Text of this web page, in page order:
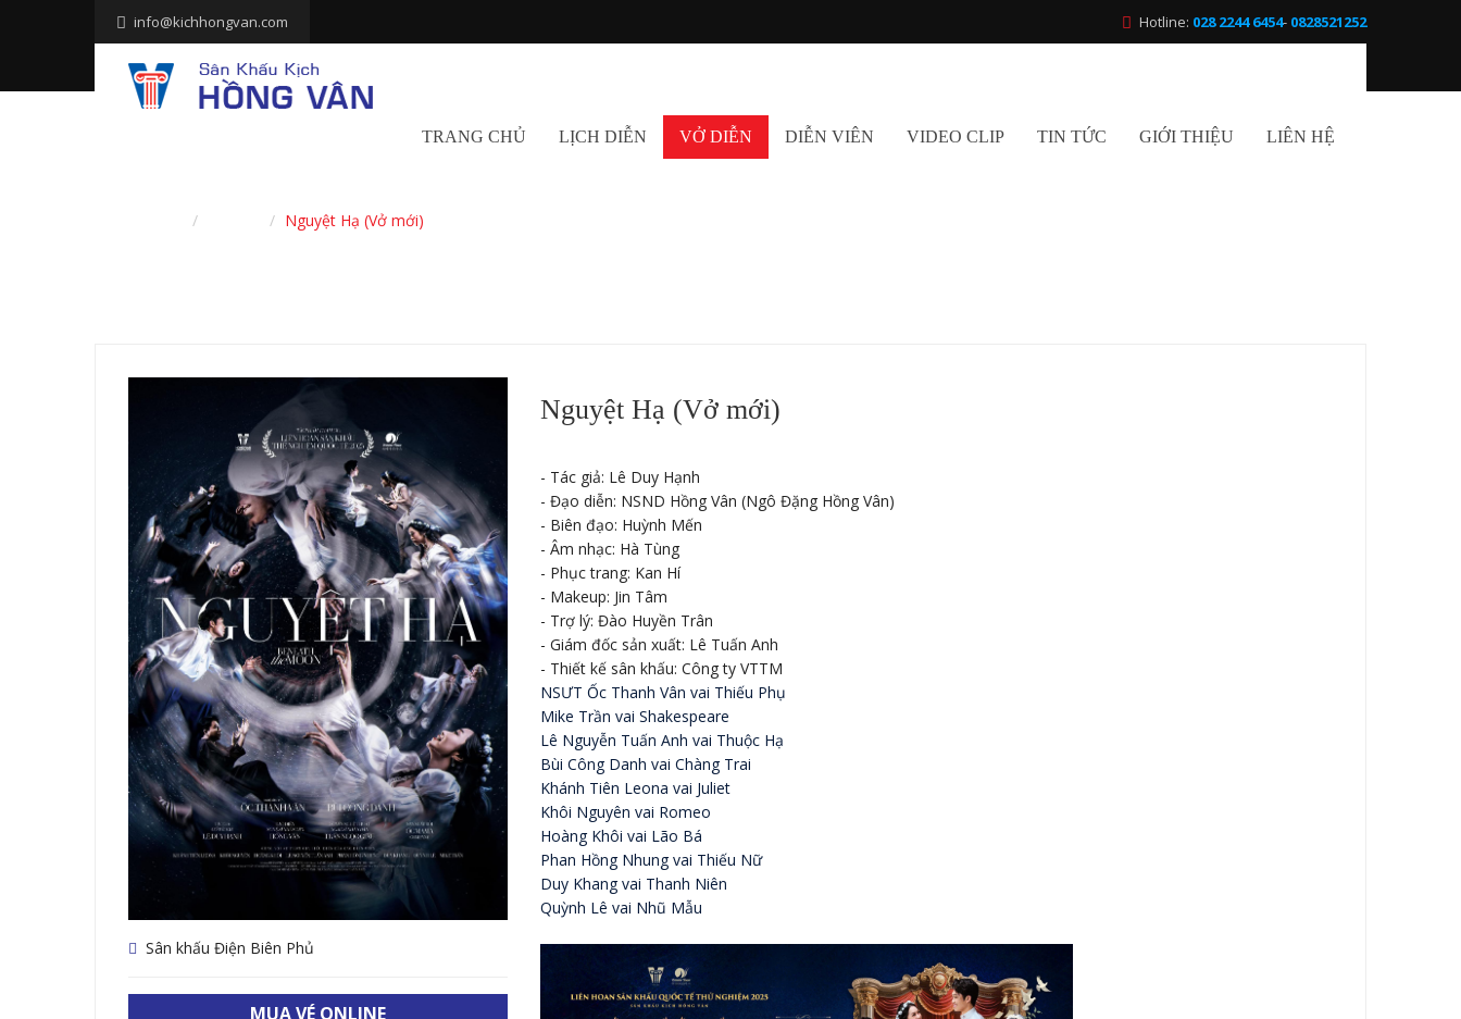
info@kichhongvan.com Hotline: 028 2244 6454- 0828521252
TRANG CHỦ LỊCH DIỄN VỞ DIỄN DIỄN VIÊN VIDEO CLIP TIN TỨC GIỚI THIỆU LIÊN HỆ
Nguyệt Hạ (Vở mới)
Sân khấu Điện Biên Phủ
MUA VÉ ONLINE
Nguyệt Hạ (Vở mới)
- Tác giả: Lê Duy Hạnh
- Đạo diễn: NSND Hồng Vân (Ngô Đặng Hồng Vân)
- Biên đạo: Huỳnh Mến
- Âm nhạc: Hà Tùng
- Phục trang: Kan Hí
- Makeup: Jin Tâm
- Trợ lý: Đào Huyền Trân
- Giám đốc sản xuất: Lê Tuấn Anh
- Thiết kế sân khấu: Công ty VTTM
NSƯT Ốc Thanh Vân vai Thiếu Phụ
Mike Trần vai Shakespeare
Lê Nguyễn Tuấn Anh vai Thuộc Hạ
​Bùi Công Danh vai Chàng Trai
Khánh Tiên Leona vai Juliet
Khôi Nguyên vai Romeo
Hoàng Khôi vai Lão Bá
Phan Hồng Nhung vai Thiếu Nữ
Duy Khang vai Thanh Niên
Quỳnh Lê vai Nhũ Mẫu